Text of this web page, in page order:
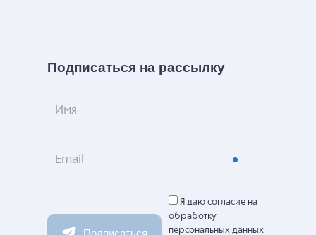
Подписаться на рассылку
Имя
Email
Я даю согласие на
обработку
персональных данных